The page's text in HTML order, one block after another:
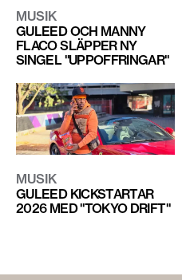
MUSIK
GULEED OCH MANNY
FLACO SLÄPPER NY
SINGEL "UPPOFFRINGAR"
MUSIK
GULEED KICKSTARTAR
2026 MED "TOKYO DRIFT"